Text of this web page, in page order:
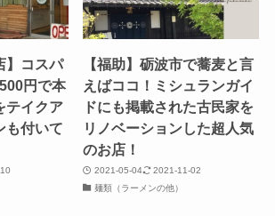
】コスパ
円で本
テイクア
も付いて
【福助】砺波市で蕎麦と言
えばココ！ミシュランガイ
ドにも掲載された古民家を
リノベーションした超人気
のお店！
2021-05-04
2021-11-02
麺類（ラーメンの他）